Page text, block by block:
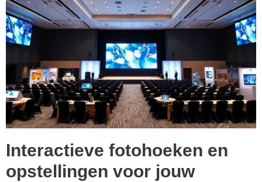
Interactieve fotohoeken en
opstellingen voor jouw